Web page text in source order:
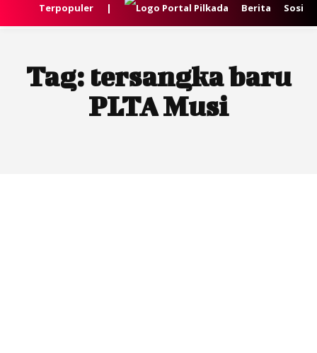
Terpopuler | Berita Sosial
Tag: tersangka baru
PLTA Musi